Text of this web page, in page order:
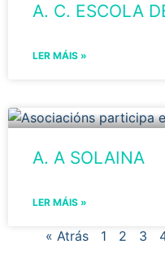
A. C. ESCOLA
LER MÁIS »
A. A SOLAINA
LER MÁIS »
« Atrás 1 2 3